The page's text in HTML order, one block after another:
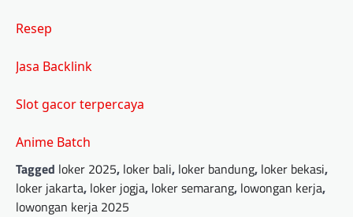
Resep
Jasa Backlink
Slot gacor terpercaya
Anime Batch
Tagged loker 2025, loker bali, loker bandung, loker bekasi,
loker jakarta, loker jogja, loker semarang, lowongan kerja,
lowongan kerja 2025